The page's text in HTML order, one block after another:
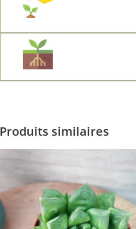
Produits similaires